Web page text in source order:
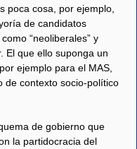
poca cosa, por ejemplo,
de candidatos
“neoliberales” y
El que ello suponga un
ejemplo para el MAS,
de contexto socio-político
de gobierno que
la partidocracia del